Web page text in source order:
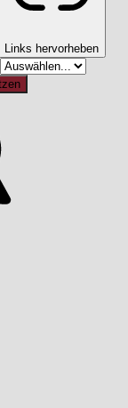
Links hervorheben